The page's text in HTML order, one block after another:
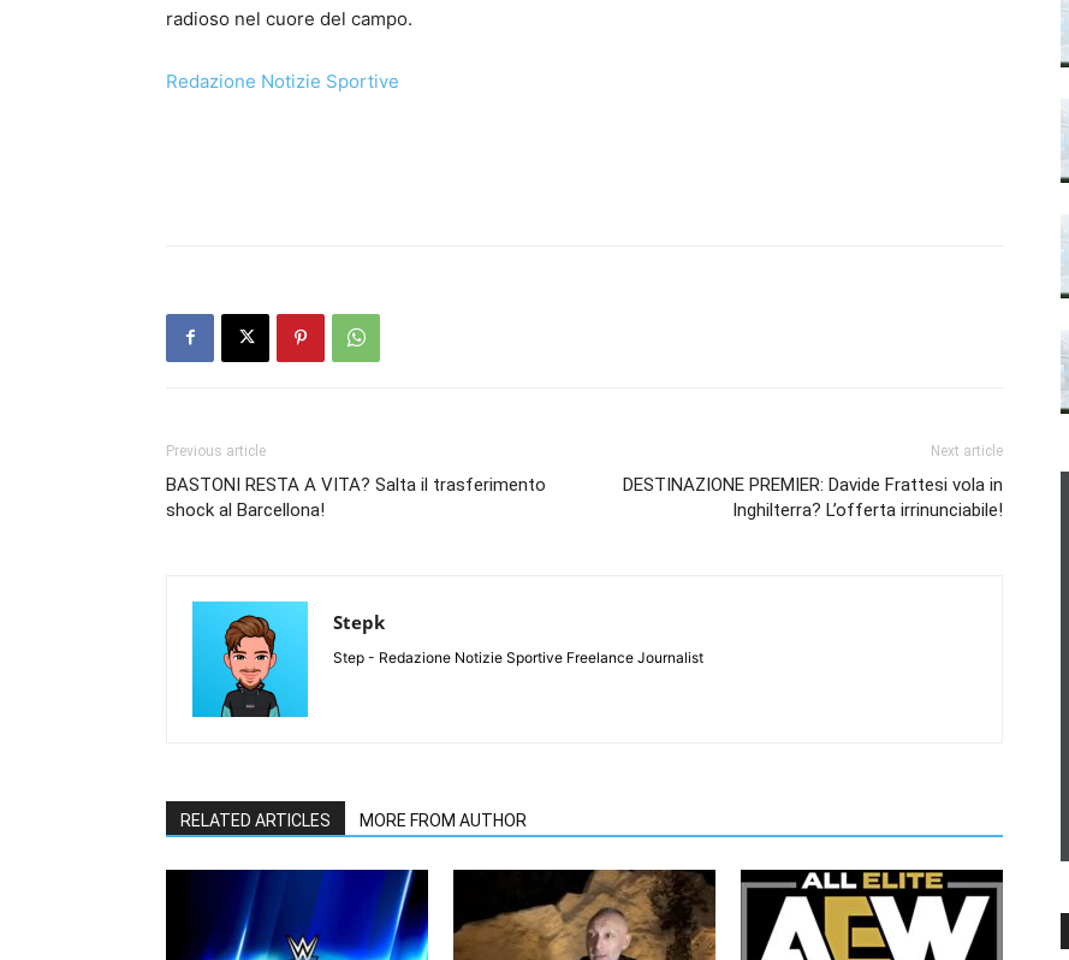
radioso nel cuore del campo.
Redazione Notizie Sportive
Previous article
BASTONI RESTA A VITA? Salta il trasferimento
shock al Barcellona!
Next article
DESTINAZIONE PREMIER: Davide Frattesi vola in
Inghilterra? L’offerta irrinunciabile!
Stepk
Step - Redazione Notizie Sportive Freelance Journalist
RELATED ARTICLES MORE FROM AUTHOR